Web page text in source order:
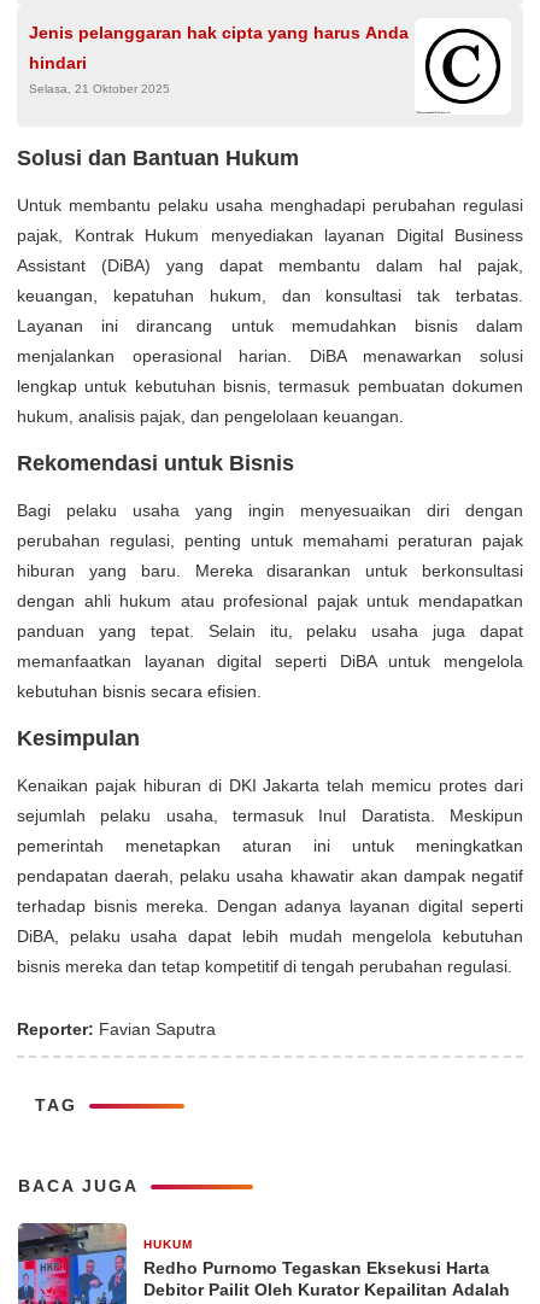
Jenis pelanggaran hak cipta yang harus Anda
hindari
Selasa, 21 Oktober 2025
Solusi dan Bantuan Hukum
Untuk membantu pelaku usaha menghadapi perubahan regulasi
pajak, Kontrak Hukum menyediakan layanan Digital Business
Assistant (DiBA) yang dapat membantu dalam hal pajak,
keuangan, kepatuhan hukum, dan konsultasi tak terbatas.
Layanan ini dirancang untuk memudahkan bisnis dalam
menjalankan operasional harian. DiBA menawarkan solusi
lengkap untuk kebutuhan bisnis, termasuk pembuatan dokumen
hukum, analisis pajak, dan pengelolaan keuangan.
Rekomendasi untuk Bisnis
Bagi pelaku usaha yang ingin menyesuaikan diri dengan
perubahan regulasi, penting untuk memahami peraturan pajak
hiburan yang baru. Mereka disarankan untuk berkonsultasi
dengan ahli hukum atau profesional pajak untuk mendapatkan
panduan yang tepat. Selain itu, pelaku usaha juga dapat
memanfaatkan layanan digital seperti DiBA untuk mengelola
kebutuhan bisnis secara efisien.
Kesimpulan
Kenaikan pajak hiburan di DKI Jakarta telah memicu protes dari
sejumlah pelaku usaha, termasuk Inul Daratista. Meskipun
pemerintah menetapkan aturan ini untuk meningkatkan
pendapatan daerah, pelaku usaha khawatir akan dampak negatif
terhadap bisnis mereka. Dengan adanya layanan digital seperti
DiBA, pelaku usaha dapat lebih mudah mengelola kebutuhan
bisnis mereka dan tetap kompetitif di tengah perubahan regulasi.
Reporter: Favian Saputra
TAG
BACA JUGA
HUKUM
Redho Purnomo Tegaskan Eksekusi Harta
Debitor Pailit Oleh Kurator Kepailitan Adalah